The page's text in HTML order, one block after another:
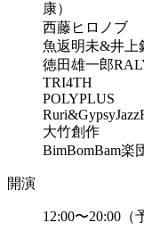
康）
西藤ヒロノブ
魚返明未&井上
徳田雄一郎
TRI4TH
POLYPLUS
大竹創作
BimBomBam楽
開演
12:00〜20:00（